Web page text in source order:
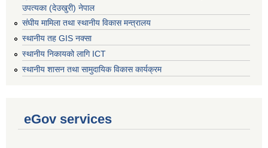
उपत्यका (देउखुरी) नेपाल
संघीय मामिला तथा स्थानीय विकास मन्त्रालय
स्थानीय तह GIS नक्सा
स्थानीय निकायको लागि ICT
स्थानीय शासन तथा सामुदायिक विकास कार्यक्रम
eGov services